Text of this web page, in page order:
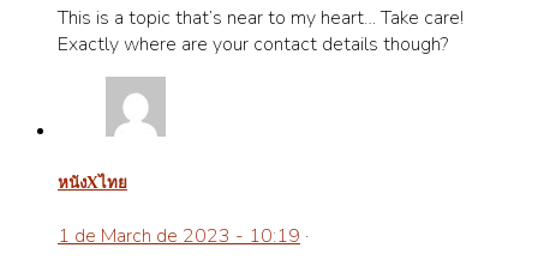
This is a topic that’s near tо my heart… Take care!
Exactly wherе are your contact details though?
หนังxไทย
1 de March de 2023 - 10:19 ·